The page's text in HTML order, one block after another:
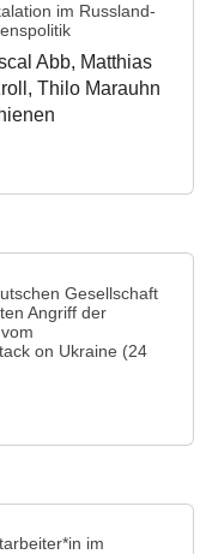
im Russland-
Abb, Matthias
Thilo Marauhn
Gesellschaft
Angriff der
on Ukraine (24
im